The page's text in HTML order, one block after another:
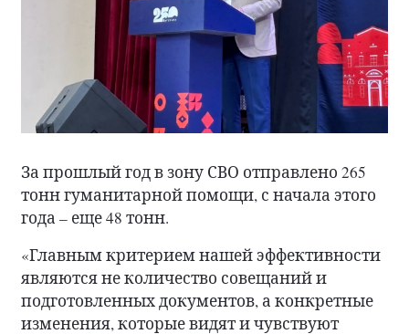
За прошлый год в зону СВО отправлено 265
тонн гуманитарной помощи, с начала этого
года – еще 48 тонн.
«Главным критерием нашей эффективности
являются не количество совещаний и
подготовленных документов, а конкретные
изменения, которые видят и чувствуют